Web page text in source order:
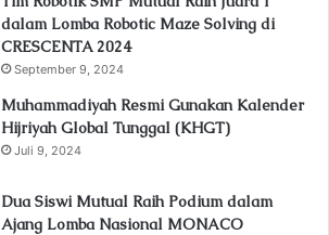
dalam Lomba Robotic Maze Solving di
CRESCENTA 2024
September 9, 2024
Muhammadiyah Resmi Gunakan Kalender
Hijriyah Global Tunggal (KHGT)
Juli 9, 2024
Dua Siswi Mutual Raih Podium dalam
Ajang Lomba Nasional MONACO